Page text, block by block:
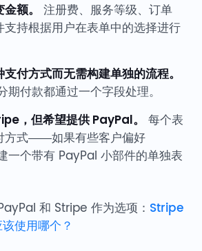
额。
注册费、服务等级、订单
持根据用户在表单中的选择进行
付方式而无需构建单独的流程。
期付款都通过一个字段处理。
，但希望提供 PayPal。
每个表
方式——如果有些客户偏好
一个带有 PayPal 小部件的单独表
和 Stripe 作为选项： Stripe
使用哪个？